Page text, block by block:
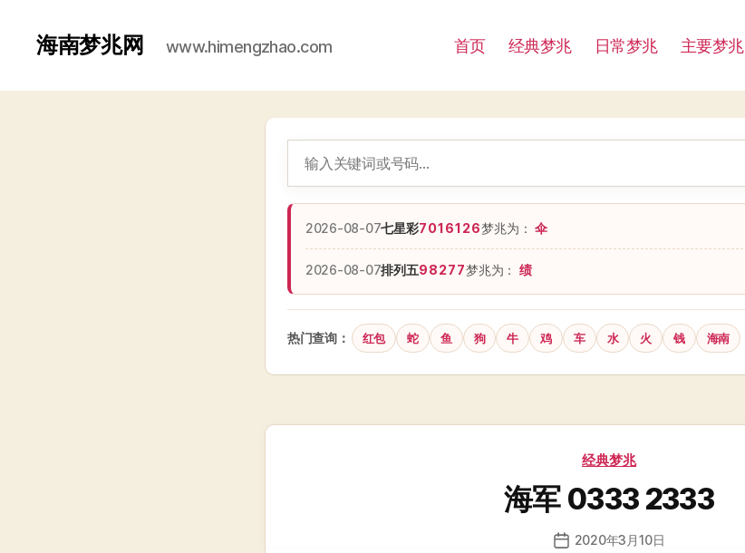
海南梦兆网 www.himengzhao.com 首页 经典梦兆 日常梦兆 主要梦兆
2026-08-07七星彩7016126梦兆为：伞
2026-08-07排列五98277梦兆为： 绩
热门查询： 红包 蛇 鱼 狗 牛 鸡 车 水 火 钱 海南
分
经典梦兆
海军 0333 2333
发 2020年3月10日